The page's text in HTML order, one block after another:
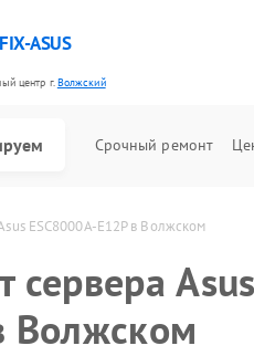
FIX-ASUS
центр г.Волжский
Срочный ремонт
ESC8000A-E12P в Волжском
сервера
Волжском